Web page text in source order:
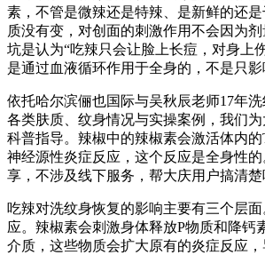
素，不管是微辣还是特辣、是新鲜的还
质没有变，对创面的刺激作用不会因为
坑是认为“吃辣只会让脸上长痘，对身上
是通过血液循环作用于全身的，不是只影
依托哈尔滨俪也国际与吴秋辰老师17年
各类肤质、纹身情况与实操案例，我们
科普指导。辣椒中的辣椒素会激活体内
神经源性炎症反应，这个反应是全身性
享，不涉及线下服务，帮大庆用户搞清楚
吃辣对洗纹身恢复的影响主要有三个层
应。辣椒素会刺激身体释放P物质和降钙
介质，这些物质会扩大原有的炎症反应